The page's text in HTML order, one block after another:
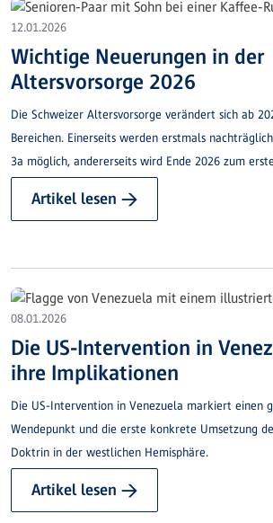
12.01.2026
Wichtige Neuerungen in der
Altersvorsorge 2026
Die Schweizer Altersvorsorge verändert sich ab
Bereichen. Einerseits werden erstmals
3a möglich, andererseits wird Ende 2026 zum
Überblick.
Artikel lesen →
08.01.2026
Die US-Intervention in
ihre Implikationen
Die US-Intervention in Venezuela markiert einen
Wendepunkt und die erste konkrete Umsetzung
Doktrin in der westlichen Hemisphäre.
Artikel lesen →